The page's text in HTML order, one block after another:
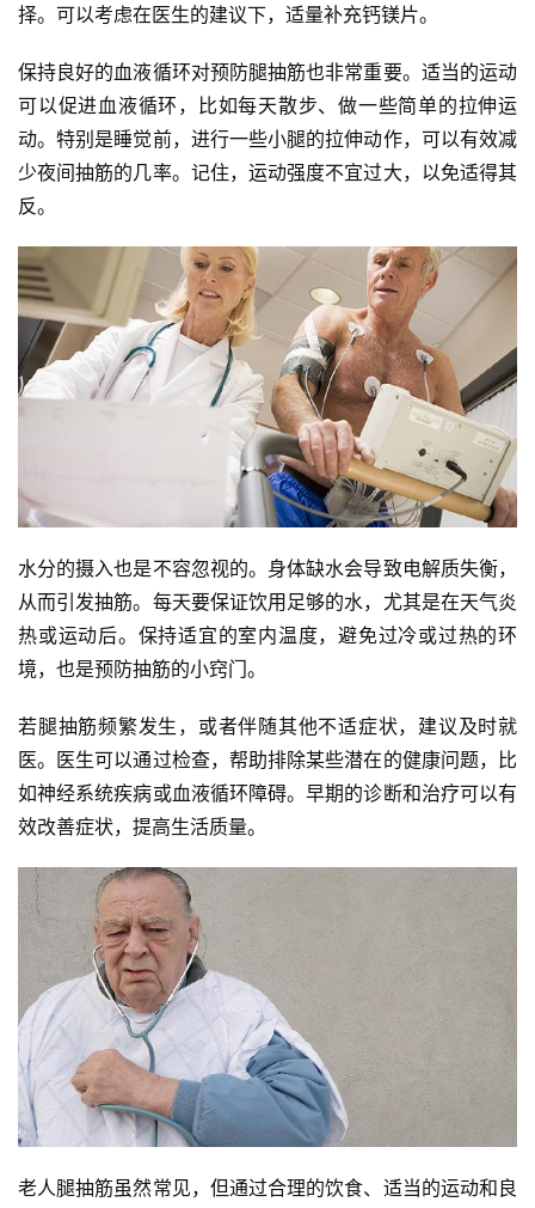
择。可以考虑在医生的建议下，适量补充钙镁片。
保持良好的血液循环对预防腿抽筋也非常重要。适当的运动
可以促进血液循环，比如每天散步、做一些简单的拉伸运
动。特别是睡觉前，进行一些小腿的拉伸动作，可以有效减
少夜间抽筋的几率。记住，运动强度不宜过大，以免适得其
反。
水分的摄入也是不容忽视的。身体缺水会导致电解质失衡，
从而引发抽筋。每天要保证饮用足够的水，尤其是在天气炎
热或运动后。保持适宜的室内温度，避免过冷或过热的环
境，也是预防抽筋的小窍门。
若腿抽筋频繁发生，或者伴随其他不适症状，建议及时就
医。医生可以通过检查，帮助排除某些潜在的健康问题，比
如神经系统疾病或血液循环障碍。早期的诊断和治疗可以有
效改善症状，提高生活质量。
老人腿抽筋虽然常见，但通过合理的饮食、适当的运动和良